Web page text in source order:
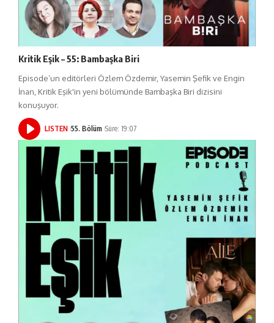
Kritik Eşik – 55: Bambaşka Biri
Episode’un editörleri Özlem Özdemir, Yasemin Şefik ve Engin
İnan, Kritik Eşik'in yeni bölümünde Bambaşka Biri dizisini
konuşuyor.
LISTEN 55. Bölüm Süre: 19:07